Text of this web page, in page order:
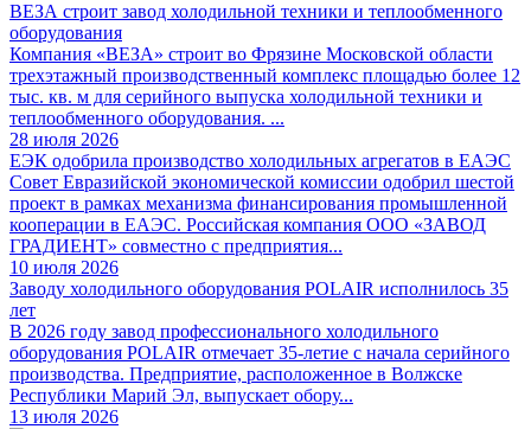
ВЕЗА строит завод холодильной техники и теплообменного
оборудования
Компания «ВЕЗА» строит во Фрязине Московской области
трехэтажный производственный комплекс площадью более 12
тыс. кв. м для серийного выпуска холодильной техники и
теплообменного оборудования. ...
28 июля 2026
ЕЭК одобрила производство холодильных агрегатов в ЕАЭС
Совет Евразийской экономической комиссии одобрил шестой
проект в рамках механизма финансирования промышленной
кооперации в ЕАЭС. Российская компания ООО «ЗАВОД
ГРАДИЕНТ» совместно с предприятия...
10 июля 2026
Заводу холодильного оборудования POLAIR исполнилось 35
лет
В 2026 году завод профессионального холодильного
оборудования POLAIR отмечает 35-летие с начала серийного
производства. Предприятие, расположенное в Волжске
Республики Марий Эл, выпускает обору...
13 июля 2026